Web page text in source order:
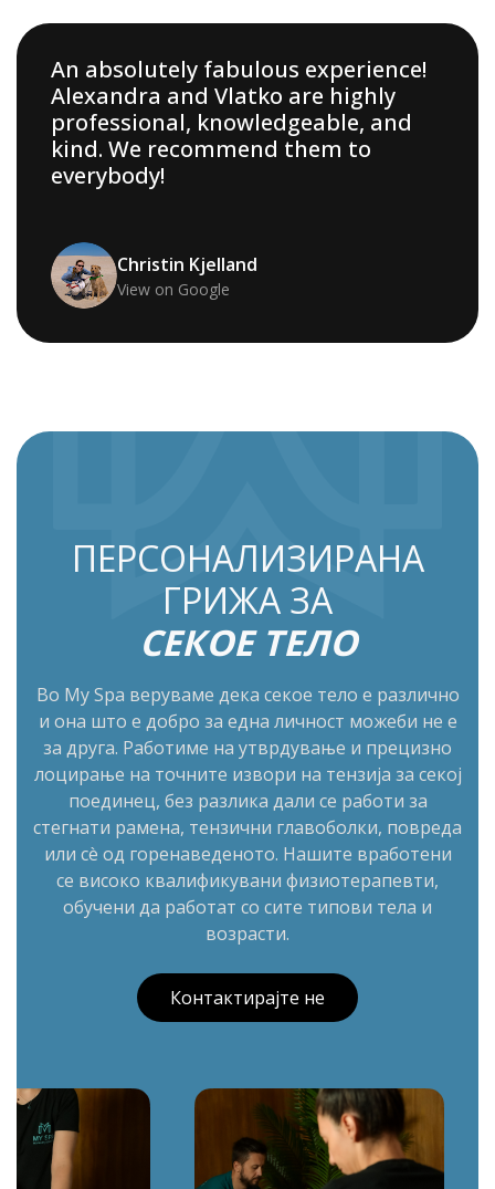
An absolutely fabulous experience!
Alexandra and Vlatko are highly
professional, knowledgeable, and
kind. We recommend them to
everybody!
Christin Kjelland
View on Google
ПЕРСОНАЛИЗИРАНА
ГРИЖА ЗА
СЕКОЕ ТЕЛО
Во My Spa веруваме дека секое тело е различно
и она што е добро за една личност можеби не е
за друга. Работиме на утврдување и прецизно
лоцирање на точните извори на тензија за секој
поединец, без разлика дали се работи за
стегнати рамена, тензични главоболки, повреда
или сè од горенаведеното. Нашите вработени
се високо квалификувани физиотерапевти,
обучени да работат со сите типови тела и
возрасти.
Контактирајте не